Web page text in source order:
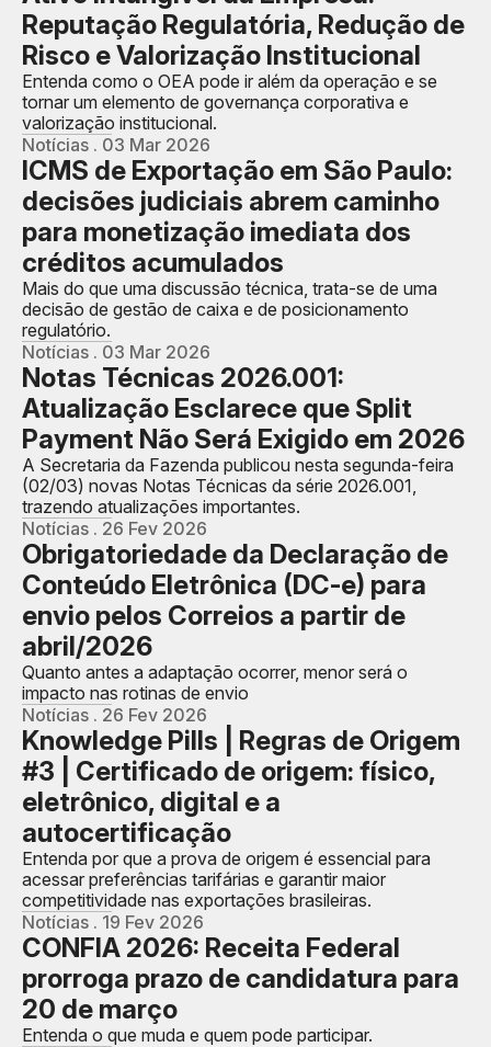
Reputação Regulatória, Redução de
Risco e Valorização Institucional
Entenda como o OEA pode ir além da operação e se
tornar um elemento de governança corporativa e
valorização institucional.
Notícias . 03 Mar 2026
ICMS de Exportação em São Paulo:
decisões judiciais abrem caminho
para monetização imediata dos
créditos acumulados
Mais do que uma discussão técnica, trata-se de uma
decisão de gestão de caixa e de posicionamento
regulatório.
Notícias . 03 Mar 2026
Notas Técnicas 2026.001:
Atualização Esclarece que Split
Payment Não Será Exigido em 2026
A Secretaria da Fazenda publicou nesta segunda-feira
(02/03) novas Notas Técnicas da série 2026.001,
trazendo atualizações importantes.
Notícias . 26 Fev 2026
Obrigatoriedade da Declaração de
Conteúdo Eletrônica (DC-e) para
envio pelos Correios a partir de
abril/2026
Quanto antes a adaptação ocorrer, menor será o
impacto nas rotinas de envio
Notícias . 26 Fev 2026
Knowledge Pills | Regras de Origem
#3 | Certificado de origem: físico,
eletrônico, digital e a
autocertificação
Entenda por que a prova de origem é essencial para
acessar preferências tarifárias e garantir maior
competitividade nas exportações brasileiras.
Notícias . 19 Fev 2026
CONFIA 2026: Receita Federal
prorroga prazo de candidatura para
20 de março
Entenda o que muda e quem pode participar.